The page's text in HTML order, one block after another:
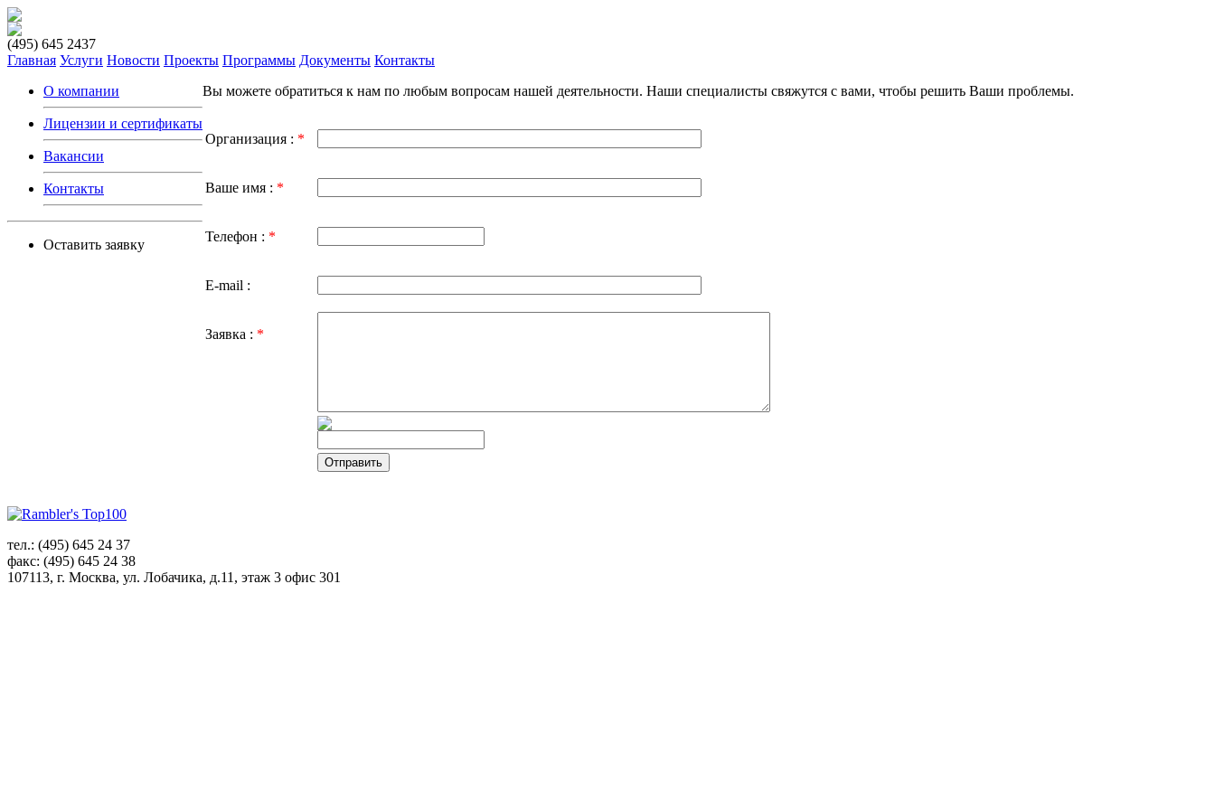
(495) 645 2437
Главная Услуги Новости Проекты Программы Документы Контакты
О компании
Лицензии и сертификаты
Вакансии
Контакты
Оставить заявку
Вы можете обратиться к нам по любым вопросам нашей деятельности. Наши специалисты свяжутся с вами, чтобы решить Ваши проблемы.
Организация : *
Ваше имя : *
Телефон : *
E-mail :
Заявка : *
тел.: (495) 645 24 37
факс: (495) 645 24 38
107113, г. Москва, ул. Лобачика, д.11, этаж 3 офис 301